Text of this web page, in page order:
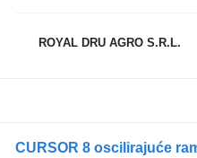
ROYAL DRU AGRO S.R.L.
CURSOR 8 oscilirajuće